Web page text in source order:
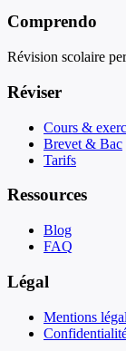
Comprendo
Révision scolaire
Réviser
Cours &
Brevet & Bac
Tarifs
Ressources
Blog
FAQ
Légal
Mentions